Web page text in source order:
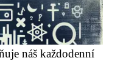
náš každodenní